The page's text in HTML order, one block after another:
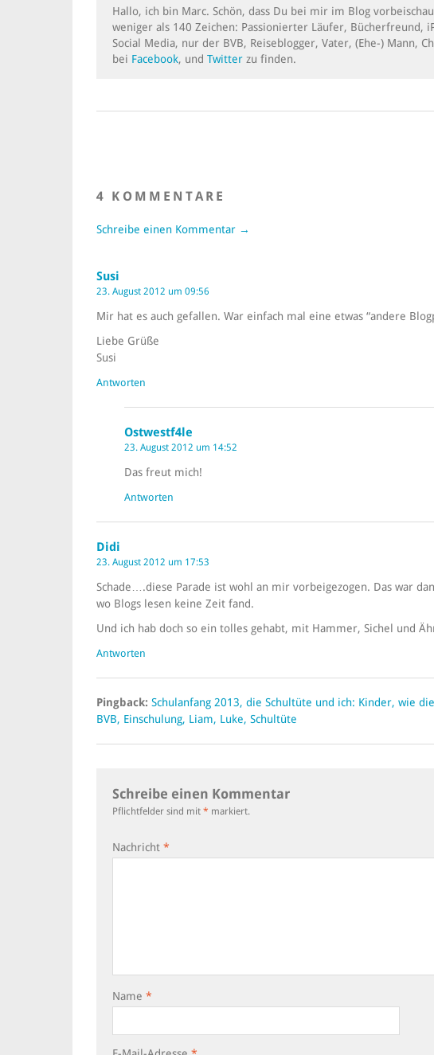
Hallo, ich bin Marc. Schön, dass Du bei mir im Blog
weniger als 140 Zeichen: Passionierter Läufer, Bücherfreund,
Social Media, nur der BVB, Reiseblogger, Vater, (Ehe-) Mann,
bei Facebook, und Twitter zu finden.
4 KOMMENTARE
Schreibe einen Kommentar →
Susi
23. August 2012 um 09:56
Mir hat es auch gefallen. War einfach mal eine etwas “andere
Liebe Grüße
Susi
Antworten
Ostwestf4le
23. August 2012 um 14:52
Das freut mich!
Antworten
Didi
23. August 2012 um 17:53
Schade….diese Parade ist wohl an mir vorbeigezogen. Das war
wo Blogs lesen keine Zeit fand.
Und ich hab doch so ein tolles gehabt, mit Hammer, Sichel und
Antworten
Pingback: Schulanfang 2013, die Schultüte und ich: Kinder, wie
BVB, Einschulung, Liam, Luke, Schultüte
Schreibe einen Kommentar
Pflichtfelder sind mit * markiert.
Nachricht *
Name *